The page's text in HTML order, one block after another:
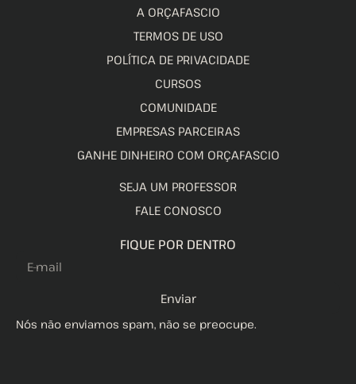
A ORÇAFASCIO
TERMOS DE USO
POLÍTICA DE PRIVACIDADE
CURSOS
COMUNIDADE
EMPRESAS PARCEIRAS
GANHE DINHEIRO COM ORÇAFASCIO
SEJA UM PROFESSOR
FALE CONOSCO
FIQUE POR DENTRO
Enviar
Nós não enviamos spam, não se preocupe.